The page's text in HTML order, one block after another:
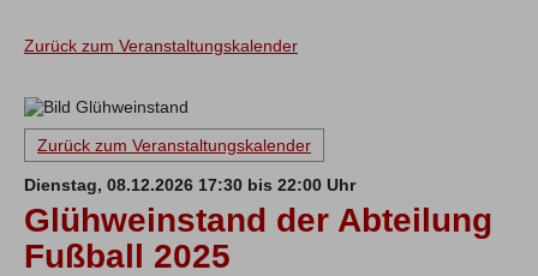
Zurück zum Veranstaltungskalender
Zurück zum Veranstaltungskalender
Dienstag, 08.12.2026 17:30 bis 22:00 Uhr
Glühweinstand der Abteilung
Fußball 2025